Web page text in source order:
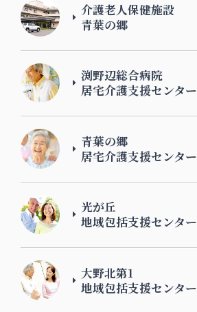
介護老人保健施設
青葉の郷
渕野辺総合病院
居宅介護支援センター
青葉の郷
居宅介護支援センター
光が丘
地域包括支援センター
大野北第1
地域包括支援センター